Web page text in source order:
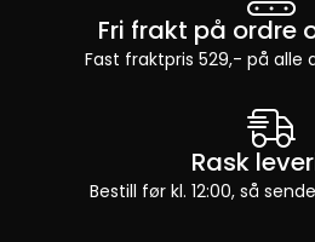
Fri frakt på ordre
Fast fraktpris 529,- på alle
Rask
Bestill før kl. 12:00, så